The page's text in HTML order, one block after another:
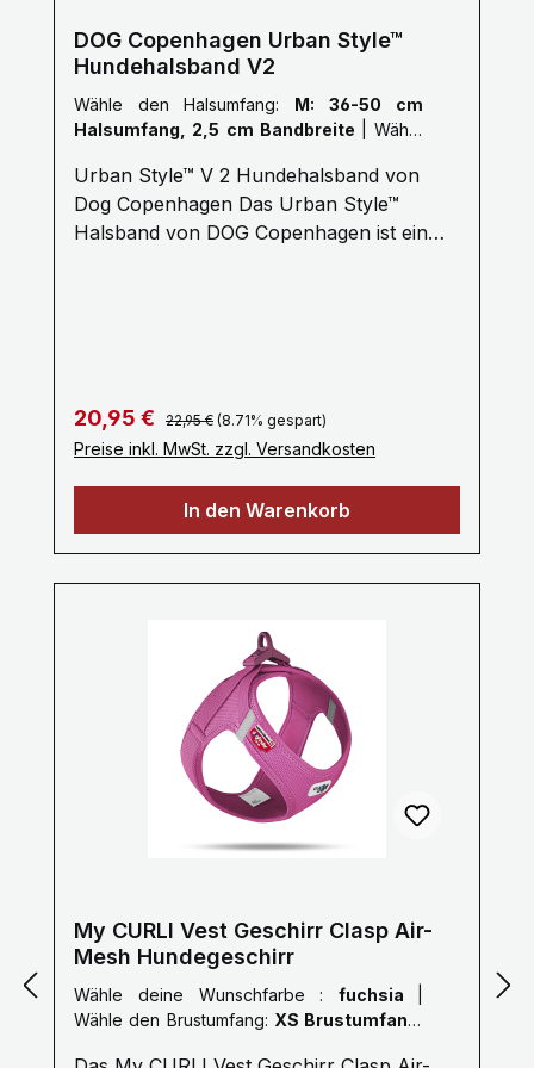
DOG Copenhagen Urban Style™
Hundehalsband V2
Wähle den Halsumfang: M: 36-50 cm
Halsumfang, 2,5 cm Bandbreite
Urban Style™ V 2 Hundehalsband von
Dog Copenhagen Das Urban Style™
Halsband von DOG Copenhagen ist ein
versehen und hat eine zusätzliche
Befestigungsmöglichkeit für die
Hundemarke. Die perfekte Kombination
erhalten Sie mit der passenden Urban
Freestyle™ Leash Die Fakten:•
Ergonomisches Design.• Schonend am
beiden D-Ringen anbringen) • 3M™
Reflektor zur besseren Sichtbarkeit• D-
Ringe aus rostfreiem Aluminium.•
Befestigungsöse für die Hundemarke.•
Entwickelt in Dänemark
WASCHANLEITUNG: Handwäsche im
warmen Wasser mit mildem
Reinigungsmittel. Lufttrocknen lassen.
Verkaufspreis:
20,95 € Regulärer Preis:
22,95 € (8.71% gespart)
Preise inkl. MwSt. zzgl. Versandkosten
In den Warenkorb
My CURLI Vest Geschirr Clasp Air-
Mesh Hundegeschirr
Wähle deine Wunschfarbe : fuchsia
Wähle den Brustumfang: XS Brustumfang: